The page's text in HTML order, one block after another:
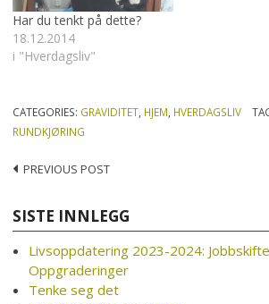
Har du tenkt på dette?
18.12.2014
i "Hverdagsliv"
CATEGORIES: GRAVIDITET HJEM HVERDAGSLIV
RUNDKJØRING
Post
PREVIOUS POST
SISTE INNLEGG
Livsoppdatering 2023-2024:
Oppgraderinger
Tenke seg det